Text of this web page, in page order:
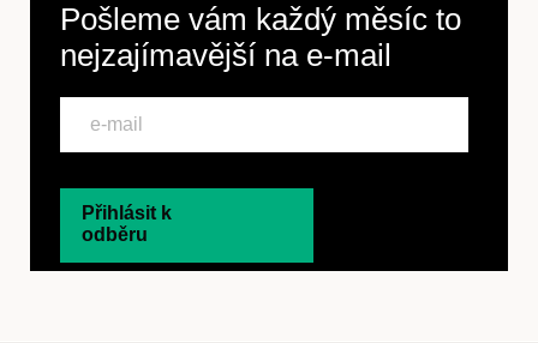
Pošleme vám každý měsíc to
nejzajímavější na e-mail
Přihlásit k
odběru